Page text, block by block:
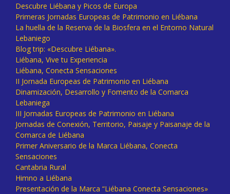
Descubre Liébana y Picos de Europa
Primeras Jornadas Europeas de Patrimonio en Liébana
La huella de la Reserva de la Biosfera en el Entorno Natural
Lebaniego
Blog trip: «Descubre Liébana».
Liébana, Vive tu Experiencia
Liébana, Conecta Sensaciones
II Jornada Europeas de Patrimonio en Liébana
Dinamización, Desarrollo y Fomento de la Comarca
Lebaniega
III Jornadas Europeas de Patrimonio en Liébana
Jornadas de Conexión, Territorio, Paisaje y Paisanaje de la
Comarca de Liébana
Primer Aniversario de la Marca Liébana, Conecta
Sensaciones
Cantabria Rural
Himno a Liébana
Presentación de la Marca “Liébana Conecta Sensaciones»